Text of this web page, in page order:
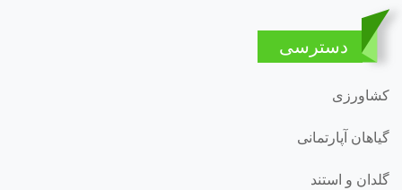
دسترسی
کشاورزی
گیاهان آپارتمانی
گلدان و استند